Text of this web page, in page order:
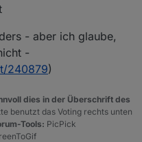
- aber ich glaube,
-
240879)
dies in der Überschrift des
benutzt das Voting rechts unten
Tools: PicPick